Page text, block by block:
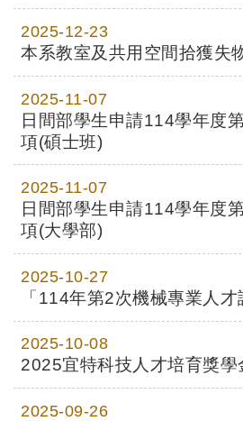
2025-12-23
本系教室及共用空間拾獲失
2025-11-07
日間部學生申請114學年度
項(碩士班)
2025-11-07
日間部學生申請114學年度
項(大學部)
2025-10-27
「114年第2次機械專業人
2025-10-08
2025宜特科技人才培育獎學
2025-09-26